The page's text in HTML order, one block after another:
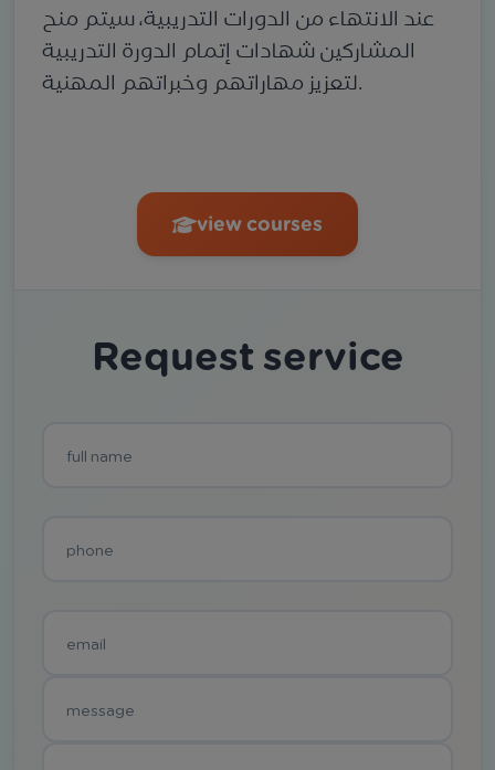
عند الانتهاء من الدورات التدريبية، سيتم منح
المشاركين شهادات إتمام الدورة التدريبية
لتعزيز مهاراتهم وخبراتهم المهنية.
view courses
Request service